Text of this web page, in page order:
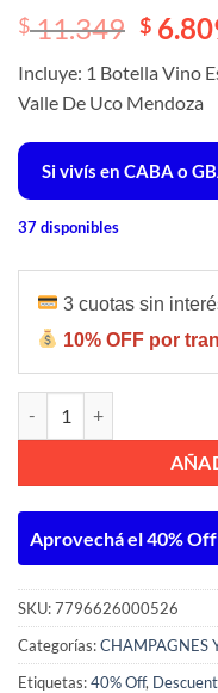
El
original
era:
$ 11.349.
$11.349 El
actual
es:
$
$
Incluye: 1 Botella Vino
Valle De Uco Mendoza
Si vivís en CABA o
37 disponibles
3 cuotas sin
10% OFF por
Aprovechá el 40%
SKU:7796626000526
Categorías:CHAMPAGNES
Etiquetas:40% Off,